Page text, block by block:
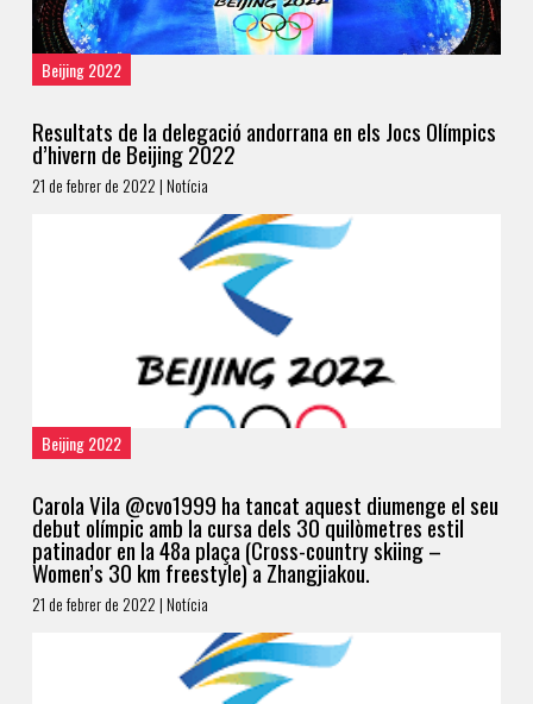
Beijing 2022
Resultats de la delegació andorrana en els Jocs Olímpics
d’hivern de Beijing 2022
21 de febrer de 2022 | Notícia
Beijing 2022
Carola Vila @cvo1999 ha tancat aquest diumenge el seu
debut olímpic amb la cursa dels 30 quilòmetres estil
patinador en la 48a plaça (Cross-country skiing –
Women’s 30 km freestyle) a Zhangjiakou.
21 de febrer de 2022 | Notícia